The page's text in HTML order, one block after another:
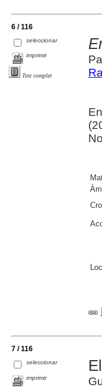
6 / 116
seleccionar
imprimir
Text complet
7 / 116
seleccionar
imprimir